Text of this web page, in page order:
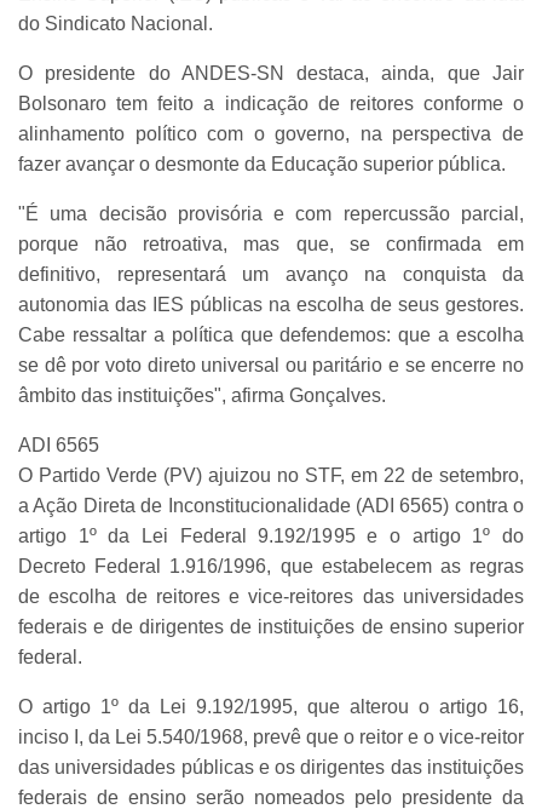
do Sindicato Nacional.
O presidente do ANDES-SN destaca, ainda, que Jair
Bolsonaro tem feito a indicação de reitores conforme o
alinhamento político com o governo, na perspectiva de
fazer avançar o desmonte da Educação superior pública.
"É uma decisão provisória e com repercussão parcial,
porque não retroativa, mas que, se confirmada em
definitivo, representará um avanço na conquista da
autonomia das IES públicas na escolha de seus gestores.
Cabe ressaltar a política que defendemos: que a escolha
se dê por voto direto universal ou paritário e se encerre no
âmbito das instituições", afirma Gonçalves.
ADI 6565
O Partido Verde (PV) ajuizou no STF, em 22 de setembro,
a Ação Direta de Inconstitucionalidade (ADI 6565) contra o
artigo 1º da Lei Federal 9.192/1995 e o artigo 1º do
Decreto Federal 1.916/1996, que estabelecem as regras
de escolha de reitores e vice-reitores das universidades
federais e de dirigentes de instituições de ensino superior
federal.
O artigo 1º da Lei 9.192/1995, que alterou o artigo 16,
inciso I, da Lei 5.540/1968, prevê que o reitor e o vice-reitor
das universidades públicas e os dirigentes das instituições
federais de ensino serão nomeados pelo presidente da